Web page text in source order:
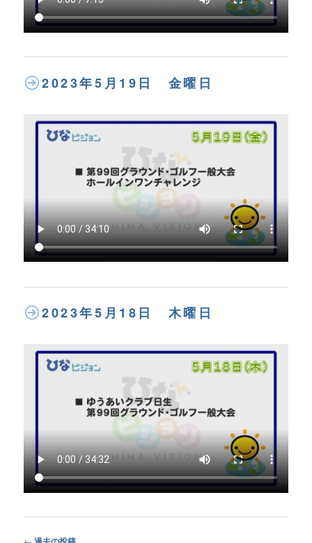
2023年5月19日 金曜日
2023年5月18日 木曜日
Post
←